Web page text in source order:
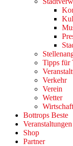
Tipps für
Verkehr
Verein
Wetter
Wirtschaft
Bottrops Beste
Veranstaltungen
Shop
Partner